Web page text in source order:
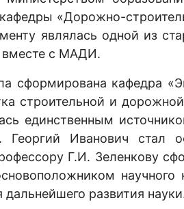
«Дорожно-
являлась одной из
вместе с МАДИ.
сформирована кафедра
и дорожной
единственным
Георгий Иванович стал
Г.И. Зеленкову
научного
развития